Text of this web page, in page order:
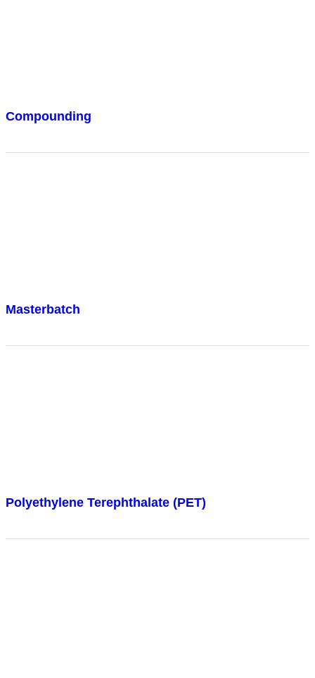
Compounding
Masterbatch
Polyethylene Terephthalate (PET)